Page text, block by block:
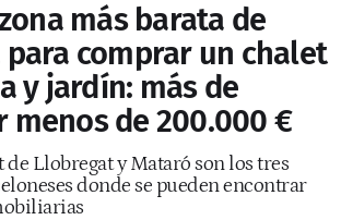
más barata de
para comprar un chalet
y jardín: más de
menos de 200.000 €
de Llobregat y Mataró son los tres
donde se pueden encontrar